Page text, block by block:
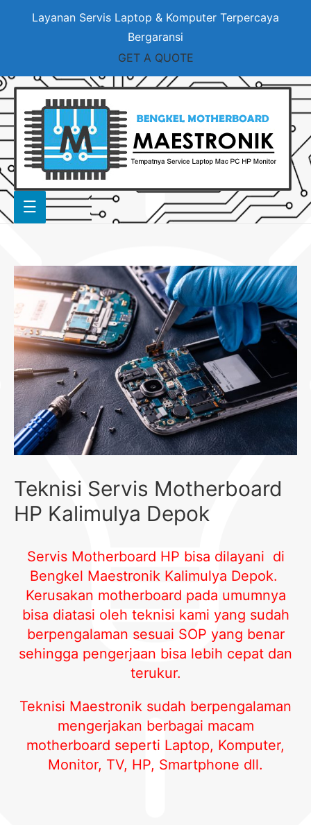
Layanan Servis Laptop & Komputer Terpercaya
Bergaransi
GET A QUOTE
Teknisi Servis Motherboard
HP Kalimulya Depok
Servis Motherboard HP bisa dilayani di
Bengkel Maestronik Kalimulya Depok.
Kerusakan motherboard pada umumnya
bisa diatasi oleh teknisi kami yang sudah
berpengalaman sesuai SOP yang benar
sehingga pengerjaan bisa lebih cepat dan
terukur.
Teknisi Maestronik sudah berpengalaman
mengerjakan berbagai macam
motherboard seperti Laptop, Komputer,
Monitor, TV, HP, Smartphone dll.